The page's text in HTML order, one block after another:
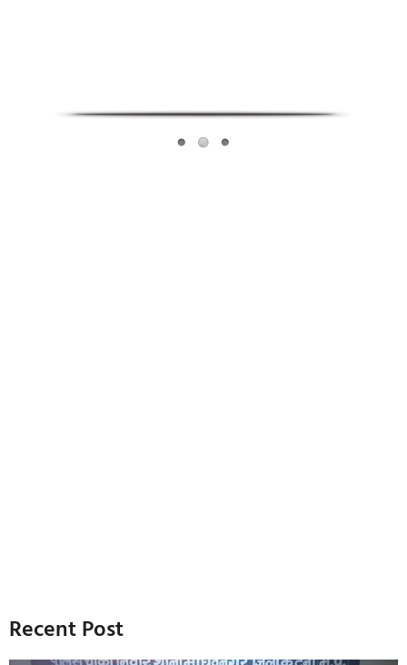
Recent Post